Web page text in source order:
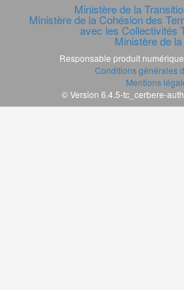
Ministère de la
Ministère de la Cohésion des
avec les Collectivités
Ministère de
Responsable produit numérique
Conditions générales
Mentions
© Version 6.4.5-tc_cerbere-